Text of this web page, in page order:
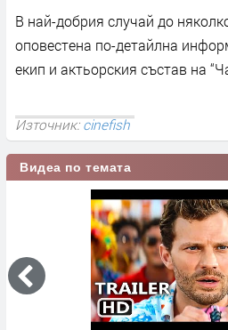
В най-добрия случай до
оповестена по-детайлна
екип и актьорския състав на
Източник:cinefish
Видеа по темата